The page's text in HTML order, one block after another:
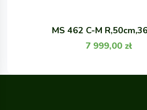
MS 462 C-M
7 999,00 zł